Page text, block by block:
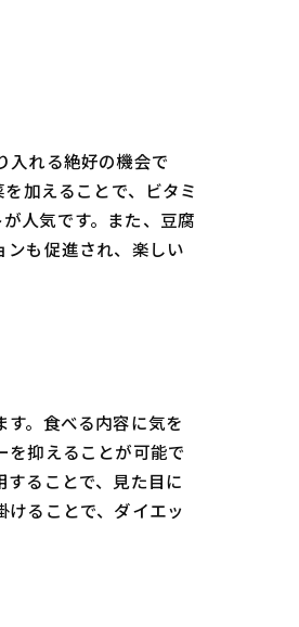
入れる絶好の機会で
加えることで、ビタミ
人気です。また、豆腐
ンも促進され、楽しい
。食べる内容に気を
を抑えることが可能で
ることで、見た目に
ることで、ダイエッ